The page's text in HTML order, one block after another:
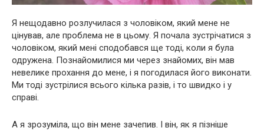
Я нещодавно розлучилася з чоловіком, який мене не
цінував, але проблема не в цьому. Я почала зустрічатися з
чоловіком, який мені сподобався ще тоді, коли я була
одружена. Познайомилися ми через знайомих, він мав
невелике прохання до мене, і я погодилася його виконати.
Ми тоді зустрілися всього кілька разів, і то швидко і у
справі.
А я зрозуміла, що він мене зачепив. І він, як я пізніше